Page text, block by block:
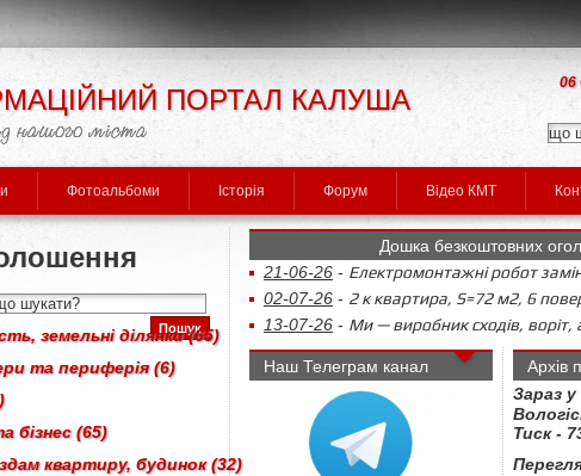
ПОРТАЛ КАЛУША
06
Фотоальбоми Історія Форум Відео КМТ
земельні ділянки (65)
та периферія (6)
бізнес (65)
квартиру, будинок (32)
Дошка безкоштовних
21-06-26 - Електромонтажні робот
02-07-26 - 2 к квартира, S=72 м2, 6
13-07-26 - Ми — виробник сходів, воріт,
Наш Телеграм канал
Архів
Зараз
Тиск -